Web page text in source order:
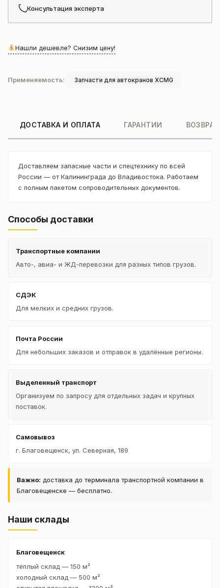
Консультация эксперта
Нашли дешевле? Снизим цену!
Применяемость: Запчасти для автокранов XCMG
ДОСТАВКА И ОПЛАТА ГАРАНТИИ
Доставляем запасные части и спецтехнику по всей
России — от Калининграда до Владивостока. Работаем
с полным пакетом сопроводительных документов.
Способы доставки
Транспортные компании
Авто-, авиа- и ЖД-перевозки для разных типов грузов.
СДЭК
Для мелких и средних грузов.
Почта России
Для небольших заказов и отправок в удалённые регионы.
Выделенный транспорт
Организуем по запросу для отдельных задач и крупных
поставок.
Самовывоз
г. Благовещенск, ул. Северная, 189
Важно: доставка до терминала транспортной компании в
Благовещенске — бесплатно.
Наши склады
Благовещенск
тёплый склад — 150 м²
холодный склад — 500 м²